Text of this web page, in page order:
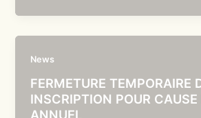
News
FERMETURE TEMPORAIRE
INSCRIPTION POUR CAUSE
ANNUEL